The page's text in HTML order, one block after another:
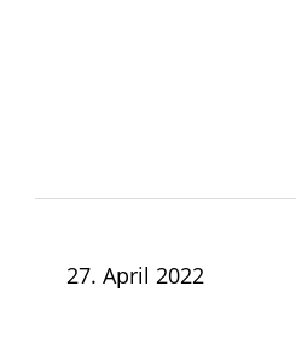
27. April 2022